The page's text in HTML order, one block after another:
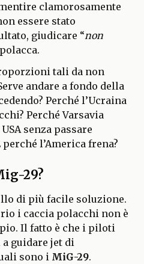
clamorosamente
essere stato
giudicare “non
tali da non
andare a fondo della
Perché l’Ucraina
Perché Varsavia
senza passare
l’America frena?
29?
di più facile soluzione.
i caccia polacchi non è
Il fatto è che i piloti
guidare jet di
sono i MiG-29.